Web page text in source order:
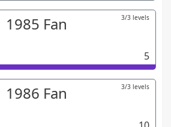
1985 Fan 3/3 levels
5
1986 Fan 3/3 levels